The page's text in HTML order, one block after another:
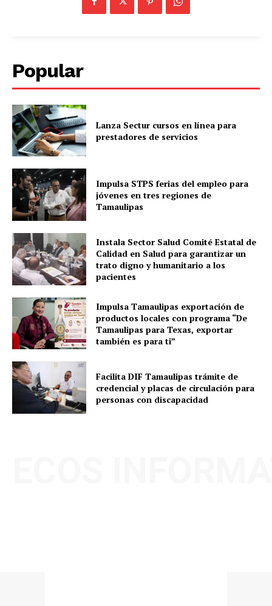
Popular
Lanza Sectur cursos en línea para
prestadores de servicios
Impulsa STPS ferias del empleo para
jóvenes en tres regiones de
Tamaulipas
Instala Sector Salud Comité Estatal de
Calidad en Salud para garantizar un
trato digno y humanitario a los
pacientes
Impulsa Tamaulipas exportación de
productos locales con programa “De
Tamaulipas para Texas, exportar
también es para ti”
Facilita DIF Tamaulipas trámite de
credencial y placas de circulación para
personas con discapacidad